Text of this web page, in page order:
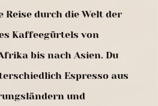
durch die Welt der
Kaffeegürtels von
bis nach Asien. Du
Espresso aus
und